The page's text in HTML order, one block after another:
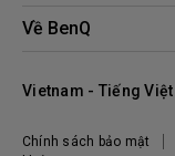
ZOWIE eSports
Liên hệ
Công cụ tính khoảng
Địa điểm mua hàng
Về BenQ
Tập đoàn BenQ
Chính sách bảo mật
Vietnam - Tiếng Việt